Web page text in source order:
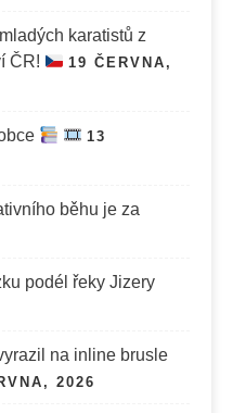
karatistů z
ČR!
19 ČERVNA,
13
běhu je za
podél řeky Jizery
na inline brusle
2026